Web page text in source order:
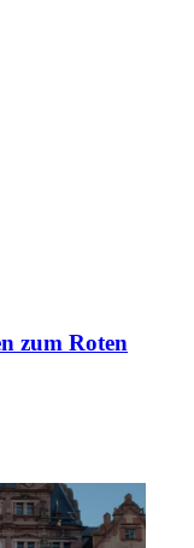
zum Roten